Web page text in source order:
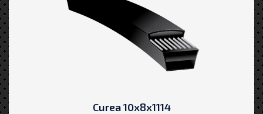
Curea 10x8x1114